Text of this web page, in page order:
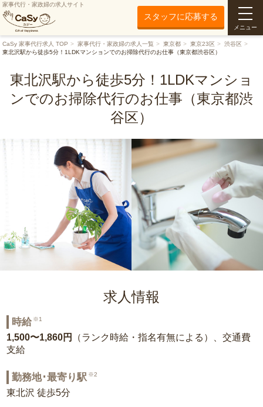
家事代行・家政婦の求人サイト
スタッフに応募する
メニュー
CaSy 家事代行求人 TOP 家事代行・家政婦の求人一覧 東京都 東京23区
渋谷区
東北沢駅から徒歩5分！1LDKマンションでのお掃除代行のお仕事（東京都渋谷区）
東北沢駅から徒歩5分！1LDKマンショ
ンでのお掃除代行のお仕事（東京都渋
谷区）
求人情報
時給 ※1
1,500〜1,860円
（ランク時給・指名有無による）、交通費
支給
勤務地･最寄り駅 ※2
東北沢 徒歩5分